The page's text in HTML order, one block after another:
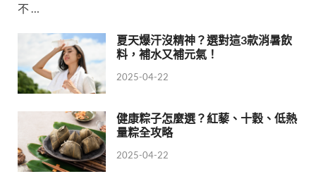
不 …
夏天爆汗沒精神？選對這3款消暑飲
料，補水又補元氣！
2025-04-22
健康粽子怎麼選？紅藜、十穀、低熱
量粽全攻略
2025-04-22